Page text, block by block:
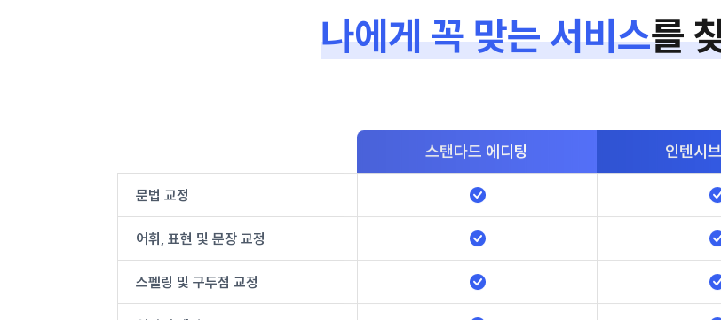
나에게 꼭 맞는 서비스를
스탠다드 에디팅 인텐시브
문법 교정
어휘, 표현 및 문장 교정
스펠링 및 구두점 교정